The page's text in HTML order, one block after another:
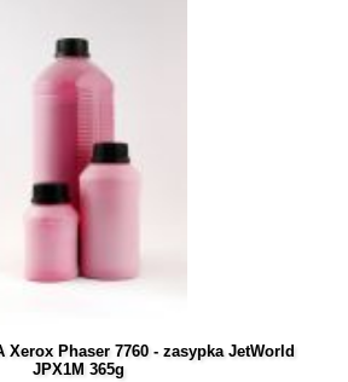
Xerox Phaser 7760 - zasypka JetWorld
JPX1M 365g